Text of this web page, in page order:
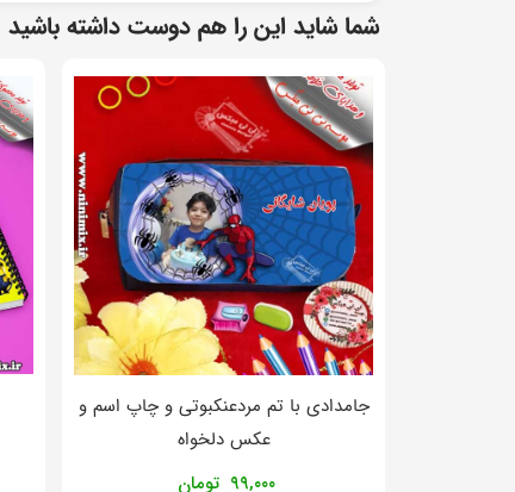
شما شاید این را هم دوست داشته باشید
جامدادی با تم مردعنکبوتی و چاپ اسم و
عکس دلخواه
۹۹,۰۰۰ تومان